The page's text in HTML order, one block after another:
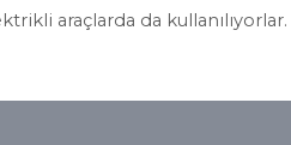
araçlarda da kullanılıyorlar.